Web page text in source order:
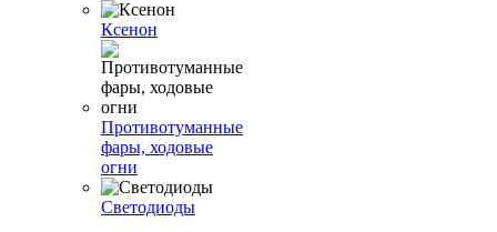
Ксенон
Противотуманные
фары, ходовые
огни
Светодиоды